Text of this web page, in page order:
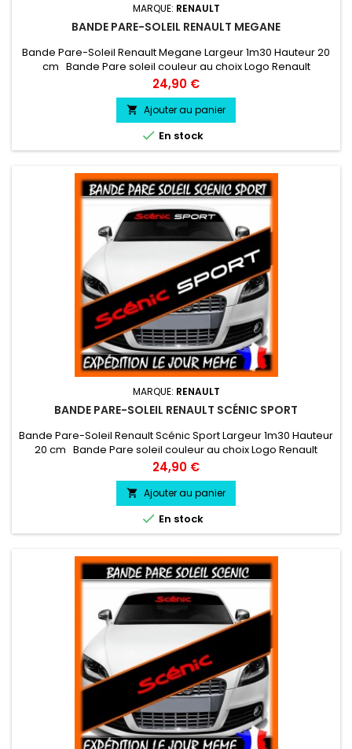
MARQUE: RENAULT
BANDE PARE-SOLEIL RENAULT MEGANE
Bande Pare-Soleil Renault Megane Largeur 1m30 Hauteur 20
cm Bande Pare soleil couleur au choix Logo Renault
Megane couleur au choix
Prix
24,90 €
 Ajouter au panier
 En stock
MARQUE: RENAULT
BANDE PARE-SOLEIL RENAULT SCÉNIC SPORT
Bande Pare-Soleil Renault Scénic Sport Largeur 1m30 Hauteur
20 cm Bande Pare soleil couleur au choix Logo Renault
Scénic Sport couleur au choix
Prix
24,90 €
 Ajouter au panier
 En stock